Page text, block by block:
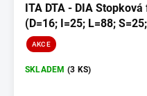
ITA DTA - DIA
(D=16; I=25; L=88;
AKCE
SKLADEM (3 KS)